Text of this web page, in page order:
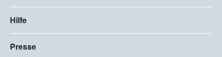
Hilfe
Presse